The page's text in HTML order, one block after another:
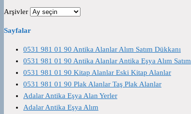
Arşivler
Sayfalar
0531 981 01 90 Antika Alanlar Alım Satım Dükkanı
0531 981 01 90 Antika Alanlar Antika Eşya Alım Satım
0531 981 01 90 Kitap Alanlar Eski Kitap Alanlar
0531 981 01 90 Plak Alanlar Taş Plak Alanlar
Adalar Antika Eşya Alan Yerler
Adalar Antika Eşya Alım